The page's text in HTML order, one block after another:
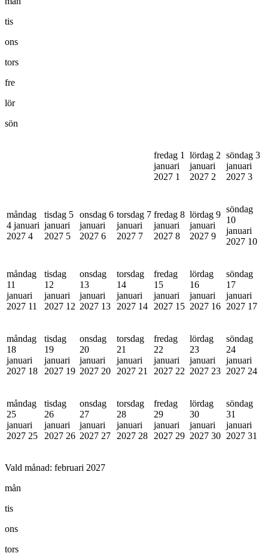
tis
ons
tors
fre
lör
sön
fredag 1
januari
2027 1
lördag 2
januari
2027 2
söndag 3
januari
2027 3
måndag
4 januari
2027 4
tisdag 5
januari
2027 5
onsdag 6
januari
2027 6
torsdag 7
januari
2027 7
fredag 8
januari
2027 8
lördag 9
januari
2027 9
söndag
10
januari
2027 10
måndag
11
januari
2027 11
tisdag
12
januari
2027 12
onsdag
13
januari
2027 13
torsdag
14
januari
2027 14
fredag
15
januari
2027 15
lördag
16
januari
2027 16
söndag
17
januari
2027 17
måndag
18
januari
2027 18
tisdag
19
januari
2027 19
onsdag
20
januari
2027 20
torsdag
21
januari
2027 21
fredag
22
januari
2027 22
lördag
23
januari
2027 23
söndag
24
januari
2027 24
måndag
25
januari
2027 25
tisdag
26
januari
2027 26
onsdag
27
januari
2027 27
torsdag
28
januari
2027 28
fredag
29
januari
2027 29
lördag
30
januari
2027 30
söndag
31
januari
2027 31
Vald månad: februari 2027
mån
tis
ons
tors